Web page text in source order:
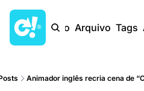
Início Arquivo Tags
Animador inglês recria cena de